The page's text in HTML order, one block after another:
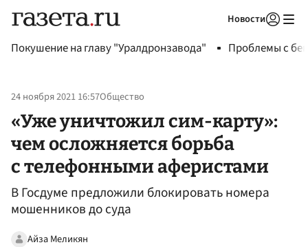
Новости
Покушение на главу "Уралдронзавода" Проблемы с
24 ноября 2021 16:57Общество
«Уже уничтожил сим-карту»:
чем осложняется борьба
с телефонными аферистами
В Госдуме предложили блокировать номера
мошенников до суда
Айза Меликян